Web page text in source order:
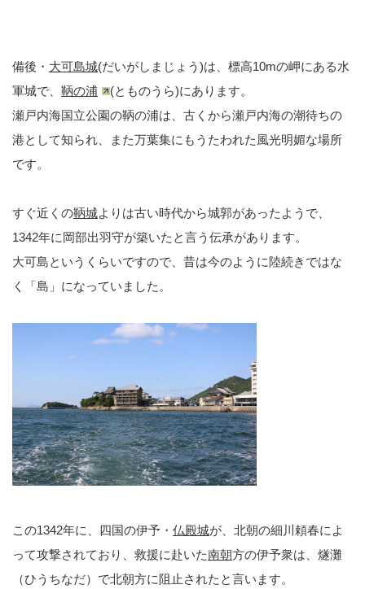
備後・ 大可島城(だいがしまじょう)は、標高10mの岬にある水
軍城で、 鞆の浦
(とものうら)にあります。
瀬戸内海国立公園の鞆の浦は、古くから瀬戸内海の潮待ちの
港として知られ、また万葉集にもうたわれた風光明媚な場所
です。
すぐ近くの鞆城よりは古い時代から城郭があったようで、
1342年に岡部出羽守が築いたと言う伝承があります。
大可島というくらいですので、昔は今のように陸続きではな
く「島」になっていました。
この1342年に、四国の伊予・ 仏殿城が、北朝の細川頼春によ
って攻撃されており、救援に赴いた南朝方の伊予衆は、燧灘
（ひうちなだ）で北朝方に阻止されたと言います。